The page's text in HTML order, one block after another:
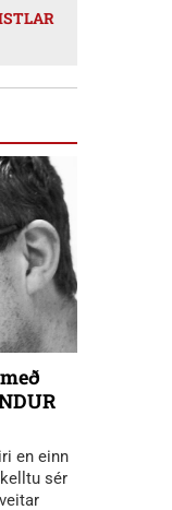
en einn
sér